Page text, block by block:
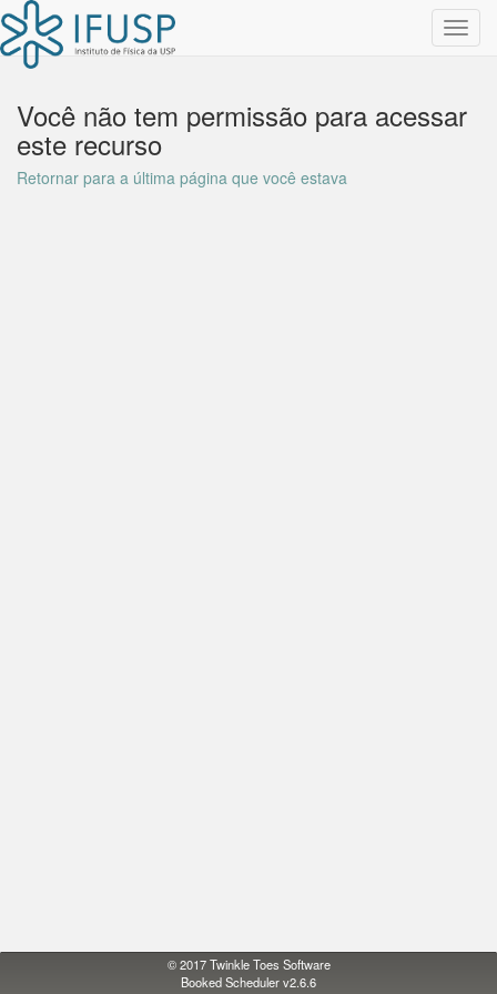
Você não tem permissão para acessar
este recurso
Retornar para a última página que você estava
© 2017Twinkle Toes Software
Booked Scheduler v2.6.6